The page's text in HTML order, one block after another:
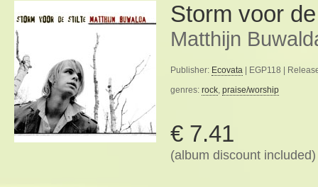
Storm voor
Matthijn
Publisher: Ecovata | EGP118 |
genres: rock, praise/worship
€ 7.41
(album discount included)